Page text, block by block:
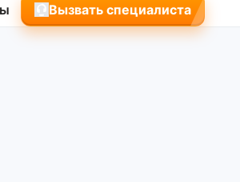
Вызвать специалиста